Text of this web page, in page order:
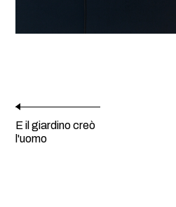
E il giardino creò
l'uomo